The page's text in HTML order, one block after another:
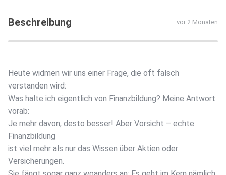
Beschreibung vor 2 Monaten
Heute widmen wir uns einer Frage, die oft falsch
verstanden wird:
Was halte ich eigentlich von Finanzbildung? Meine Antwort
vorab:
Je mehr davon, desto besser! Aber Vorsicht – echte
Finanzbildung
ist viel mehr als nur das Wissen über Aktien oder
Versicherungen.